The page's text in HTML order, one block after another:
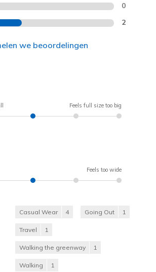
0
2
we beoordelingen
Feels full size too big
Feels too wide
Casual Wear 4 Going Out 1
Travel 1
Walking the greenway 1
Walking 1